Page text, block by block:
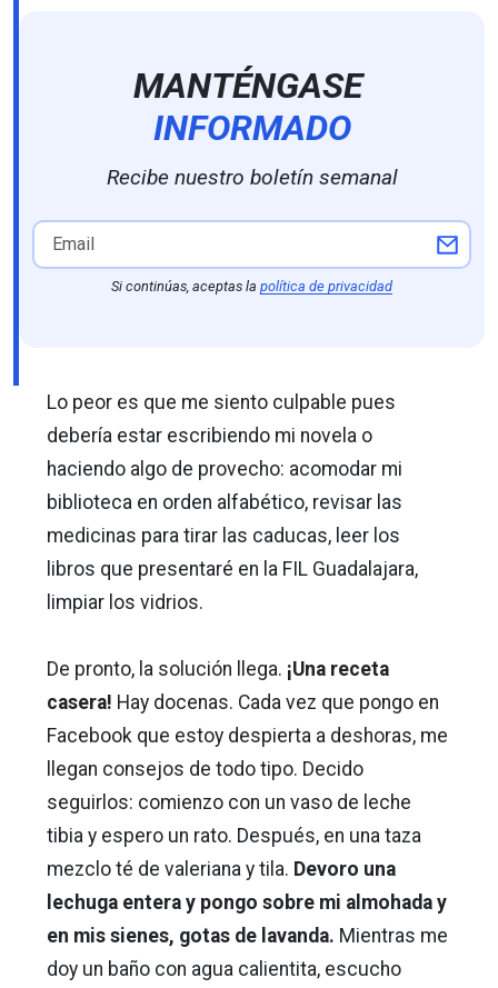
MANTÉNGASE
INFORMADO
Recibe nuestro boletín semanal
Si continúas, aceptas la política de privacidad
Lo peor es que me siento culpable pues
debería estar escribiendo mi novela o
haciendo algo de provecho: acomodar mi
biblioteca en orden alfabético, revisar las
medicinas para tirar las caducas, leer los
libros que presentaré en la FIL Guadalajara,
limpiar los vidrios.
De pronto, la solución llega. ¡Una receta
casera! Hay docenas. Cada vez que pongo en
Facebook que estoy despierta a deshoras, me
llegan consejos de todo tipo. Decido
seguirlos: comienzo con un vaso de leche
tibia y espero un rato. Después, en una taza
mezclo té de valeriana y tila. Devoro una
lechuga entera y pongo sobre mi almohada y
en mis sienes, gotas de lavanda. Mientras me
doy un baño con agua calientita, escucho